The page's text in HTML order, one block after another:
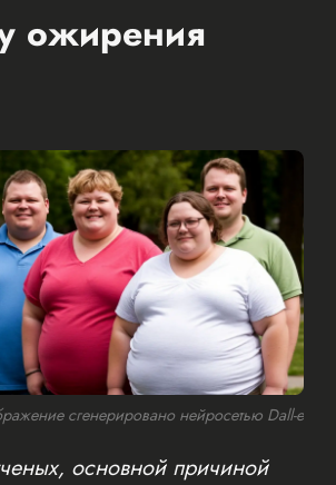
ожирения
сгенерировано нейросетью Dall-e
основной причиной